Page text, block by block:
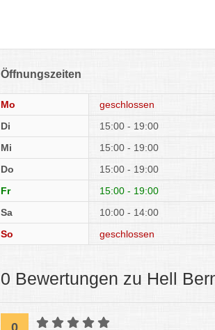
Öffnungszeiten
Mo
geschlossen
Di
15:00 - 19:00
Mi
15:00 - 19:00
Do
15:00 - 19:00
Fr
15:00 - 19:00
Sa
10:00 - 14:00
So
geschlossen
0 Bewertungen zu Hell
0